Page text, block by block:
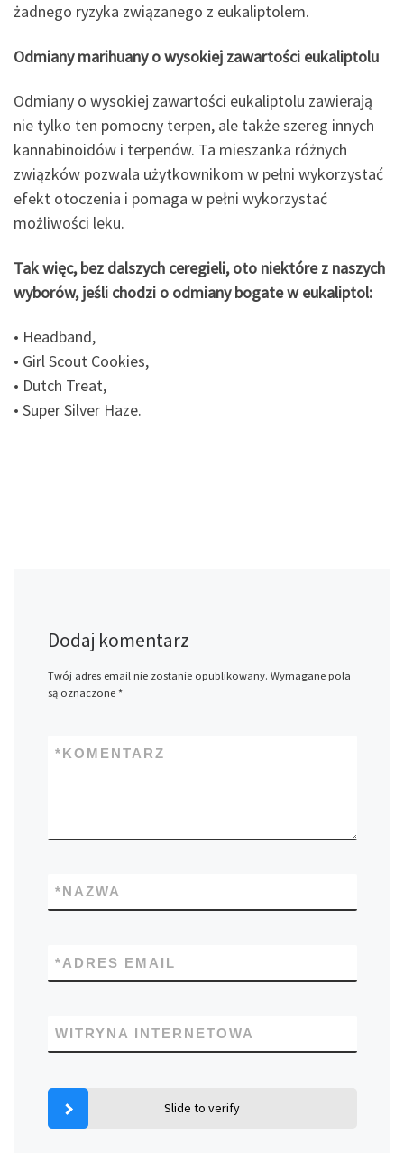
żadnego ryzyka związanego z eukaliptolem.
Odmiany marihuany o wysokiej zawartości eukaliptolu
Odmiany o wysokiej zawartości eukaliptolu zawierają
nie tylko ten pomocny terpen, ale także szereg innych
kannabinoidów i terpenów. Ta mieszanka różnych
związków pozwala użytkownikom w pełni wykorzystać
efekt otoczenia i pomaga w pełni wykorzystać
możliwości leku.
Tak więc, bez dalszych ceregieli, oto niektóre z naszych
wyborów, jeśli chodzi o odmiany bogate w eukaliptol:
• Headband,
• Girl Scout Cookies,
• Dutch Treat,
• Super Silver Haze.
Dodaj komentarz
Twój adres email nie zostanie opublikowany. Wymagane pola
są oznaczone *
KOMENTARZ
*
NAZWA
*
ADRES EMAIL
*
WITRYNA INTERNETOWA
Slide to verify